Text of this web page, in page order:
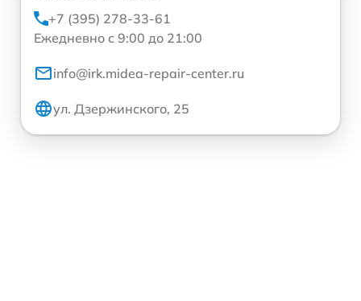
+7 (395) 278-33-61
Ежедневно с 9:00 до 21:00
info@irk.midea-repair-center.ru
ул. Дзержинского, 25